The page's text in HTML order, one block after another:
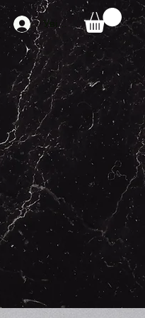
Увійти